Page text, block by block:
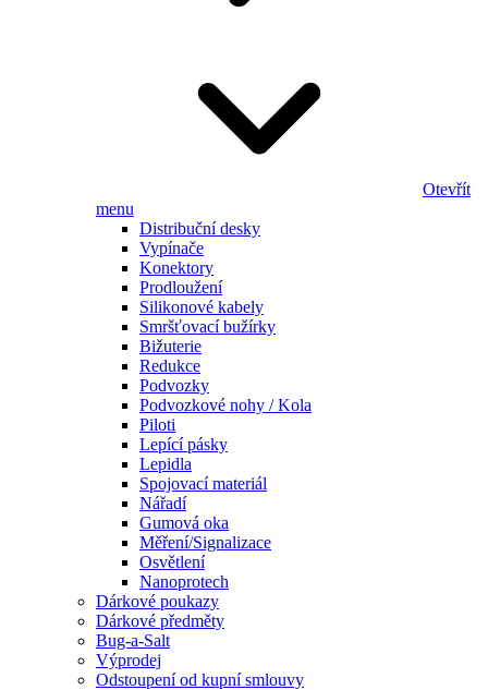
Otevřít
menu
Distribuční desky
Vypínače
Konektory
Prodloužení
Silikonové kabely
Smršťovací bužírky
Bižuterie
Redukce
Podvozky
Podvozkové nohy / Kola
Piloti
Lepící pásky
Lepidla
Spojovací materiál
Nářadí
Gumová oka
Měření/Signalizace
Osvětlení
Nanoprotech
Dárkové poukazy
Dárkové předměty
Bug-a-Salt
Výprodej
Odstoupení od kupní smlouvy